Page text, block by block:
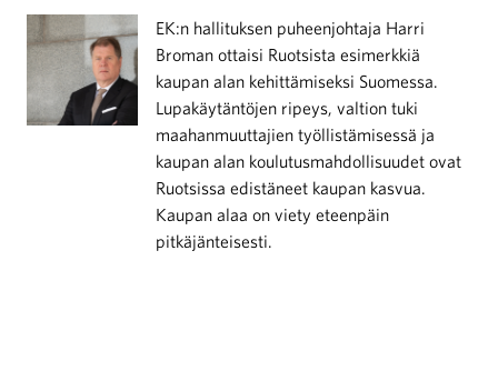
EK:n hallituksen puheenjohtaja Harri
Broman ottaisi Ruotsista esimerkkiä
kaupan alan kehittämiseksi Suomessa.
Lupakäytäntöjen ripeys, valtion tuki
maahanmuuttajien työllistämisessä ja
kaupan alan koulutusmahdollisuudet ovat
Ruotsissa edistäneet kaupan kasvua.
Kaupan alaa on viety eteenpäin
pitkäjänteisesti.